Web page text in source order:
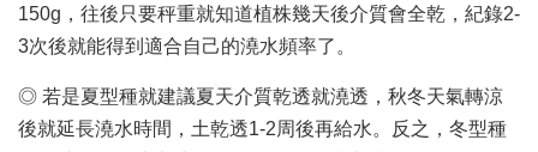
150g，往後只要秤重就知道植株幾天後介質會全乾，紀錄2-
3次後就能得到適合自己的澆水頻率了。
◎ 若是夏型種就建議夏天介質乾透就澆透，秋冬天氣轉涼
後就延長澆水時間，土乾透1-2周後再給水。反之，冬型種